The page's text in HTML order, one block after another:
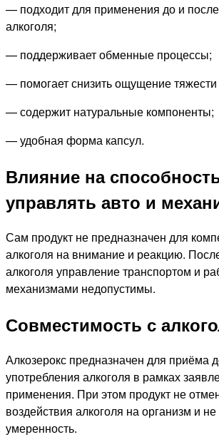
— подходит для применения до и
алкоголя;
— поддерживает обменные процессы;
— помогает снизить ощущение тяжести
— содержит натуральные компоненты;
— удобная форма капсул.
Влияние на
управлять авто и
Сам продукт не предназначен для
алкоголя на внимание и реакцию.
алкоголя управление транспортом и
механизмами недопустимы.
Совместимость с
Алкозерокс предназначен для приёма
употребления алкоголя в рамках
применения. При этом продукт не
воздействия алкоголя на организм и
умеренность.